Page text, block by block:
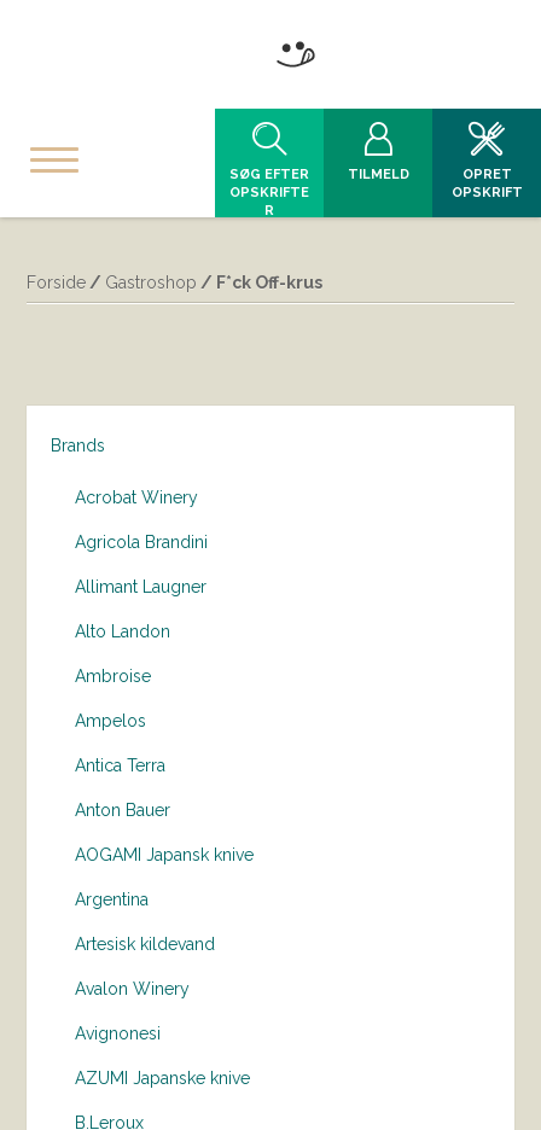
SØG EFTER
OPSKRIFTE
R
TILMELD
OPRET
OPSKRIFT
Forside / Gastroshop / F*ck Off-krus
Brands
Acrobat Winery
Agricola Brandini
Allimant Laugner
Alto Landon
Ambroise
Ampelos
Antica Terra
Anton Bauer
AOGAMI Japansk knive
Argentina
Artesisk kildevand
Avalon Winery
Avignonesi
AZUMI Japanske knive
B.Leroux